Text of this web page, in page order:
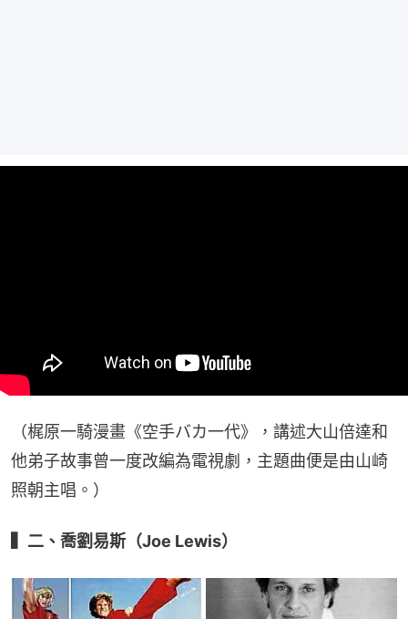
（梶原一騎漫畫《空手バカ一代》，講述大山倍達和
他弟子故事曾一度改編為電視劇，主題曲便是由山崎
照朝主唱。）
▍二、喬劉易斯（Joe Lewis）